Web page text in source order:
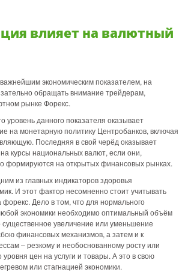
влияет на валютный
экономическим показателем, на
обращать внимание трейдерам,
рынке Форекс.
уровень данного показателя оказывает
на монетарную политику Центробанков, включая
Последняя в свой черёд оказывает
курсы национальных валют, если они,
формируются на открытых финансовых рынках.
из главных индикаторов здоровья
И этот фактор несомненно стоит учитывать
форекс. Дело в том, что для нормального
экономики необходимо оптимальный объём
увеличение или уменьшение
финансовых механизмов, а затем и к
– резкому и необоснованному росту или
уровня цен на услуги и товары. А это в свою
или стагнацией экономики.